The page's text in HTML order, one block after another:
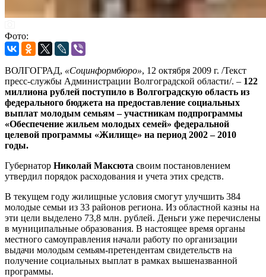
Фото:
ВОЛГОГРАД, «Социнформбюро», 12 октября 2009 г. /Текст
пресс-службы Администрации Волгоградской области/. – 122
миллиона рублей поступило в Волгоградскую область из
федерального бюджета на предоставление социальных
выплат молодым семьям – участникам подпрограммы
«Обеспечение жильем молодых семей» федеральной
целевой программы «Жилище» на период 2002 – 2010
годы.
Губернатор Николай Максюта своим постановлением
утвердил порядок расходования и учета этих средств.
В текущем году жилищные условия смогут улучшить 384
молодые семьи из 33 районов региона. Из областной казны на
эти цели выделено 73,8 млн. рублей. Деньги уже перечислены
в муниципальные образования. В настоящее время органы
местного самоуправления начали работу по организации
выдачи молодым семьям-претендентам свидетельств на
получение социальных выплат в рамках вышеназванной
программы.